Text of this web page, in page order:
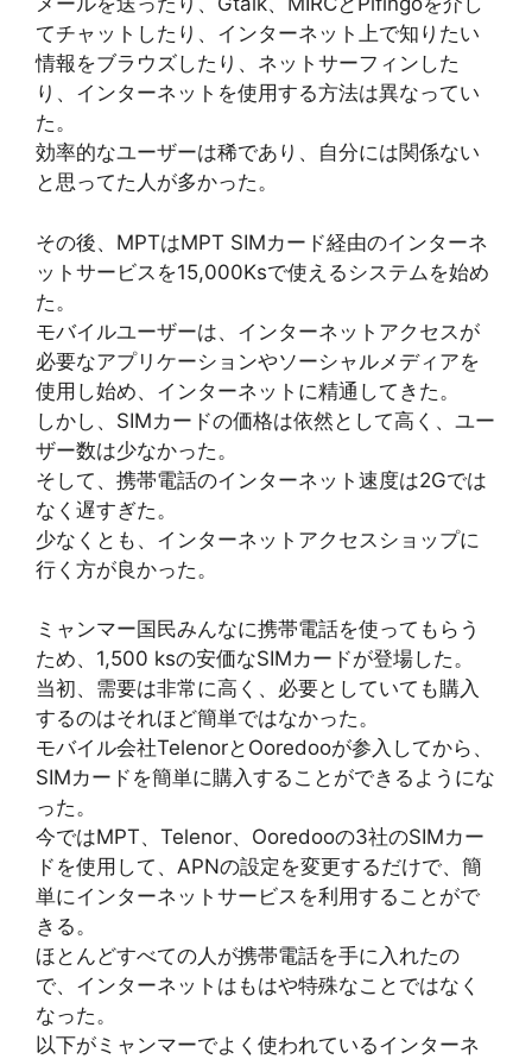
てチャットしたり、インターネット上で知りたい
情報をブラウズしたり、ネットサーフィンした
り、インターネットを使用する方法は異なってい
た。
効率的なユーザーは稀であり、自分には関係ない
と思ってた人が多かった。
その後、MPTはMPT SIMカード経由のインターネ
ットサービスを15,000Ksで使えるシステムを始め
た。
モバイルユーザーは、インターネットアクセスが
必要なアプリケーションやソーシャルメディアを
使用し始め、インターネットに精通してきた。
しかし、SIMカードの価格は依然として高く、ユー
ザー数は少なかった。
そして、携帯電話のインターネット速度は2Gでは
なく遅すぎた。
少なくとも、インターネットアクセスショップに
行く方が良かった。
ミャンマー国民みんなに携帯電話を使ってもらう
ため、1,500 ksの安価なSIMカードが登場した。
当初、需要は非常に高く、必要としていても購入
するのはそれほど簡単ではなかった。
モバイル会社TelenorとOoredooが参入してから、
SIMカードを簡単に購入することができるようにな
った。
今ではMPT、Telenor、Ooredooの3社のSIMカー
ドを使用して、APNの設定を変更するだけで、簡
単にインターネットサービスを利用することがで
きる。
ほとんどすべての人が携帯電話を手に入れたの
で、インターネットはもはや特殊なことではなく
なった。
以下がミャンマーでよく使われているインターネ